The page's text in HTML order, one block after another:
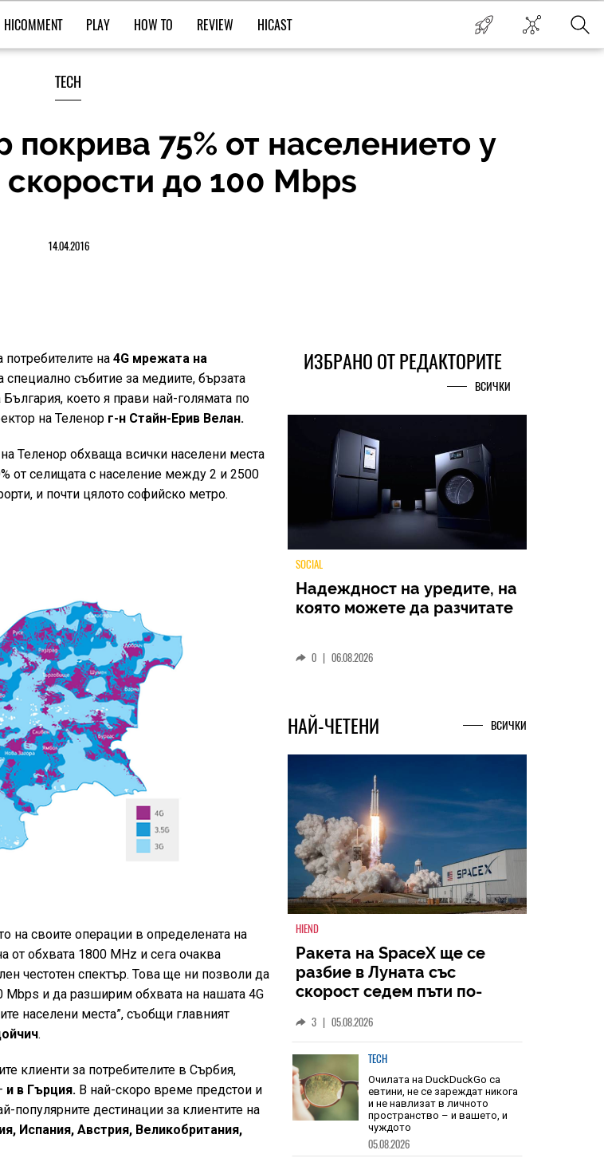
HICOMMENT PLAY HOW TO REVIEW HICAST
TECH
75% от населението у
до 100 Mbps
14.04.2016
на 4G мрежата на
събитие за медиите, бързата
България, което я прави най-голямата по
на Теленор г-н Стайн-Ерив Велан.
Теленор обхваща всички населени места
от селищата с население между 2 и 2500
и почти цялото софийско метро.
на своите операции в определената на
от обхвата 1800 MHz и сега очаква
честотен спектър. Това ще ни позволи да
и да разширим обхвата на нашата 4G
населени места”, съобщи главният
.
клиенти за потребителите в Сърбия,
и в Гърция. В най-скоро време предстои и
популярните дестинации за клиентите на
Испания, Австрия, Великобритания,
ИЗБРАНО ОТ РЕДАКТОРИТЕ
ВСИЧКИ
TECH
Ultra – ново име, познато
НАЙ-ЧЕТЕНИ
HIEND
Ракета на SpaceX ще се
разбие в Луната със
голяма от скоростта на
звука05.08.2026
TECH
Очилата на DuckDuckGo са
евтини, не се зареждат никога
и не навлизат в личното
пространство – и вашето, и